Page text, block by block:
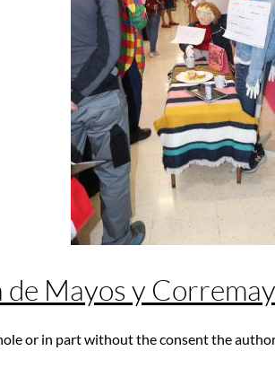
de Mayos y
or in part without the consent the